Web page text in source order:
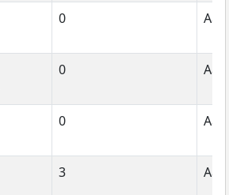
0
0
0
3